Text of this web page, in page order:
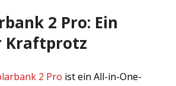
2 Pro: Ein
Kraftprotz
2 Pro ist ein All-in-One-